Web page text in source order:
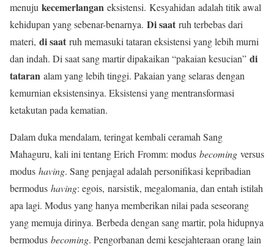
menuju kecemerlangan eksistensi. Kesyahidan adalah titik awal
kehidupan yang sebenar-benarnya. Di saat ruh terbebas dari
materi, di saat ruh memasuki tataran eksistensi yang lebih murni
dan indah. Di saat sang martir dipakaikan “pakaian kesucian” di
tataran alam yang lebih tinggi. Pakaian yang selaras dengan
kemurnian eksistensinya. Eksistensi yang mentransformasi
ketakutan pada kematian.
Dalam duka mendalam, teringat kembali ceramah Sang
Mahaguru, kali ini tentang Erich Fromm: modus becoming versus
modus having. Sang penjagal adalah personifikasi kepribadian
bermodus having: egois, narsistik, megalomania, dan entah istilah
apa lagi. Modus yang hanya memberikan nilai pada seseorang
yang memuja dirinya. Berbeda dengan sang martir, pola hidupnya
bermodus becoming. Pengorbanan demi kesejahteraan orang lain